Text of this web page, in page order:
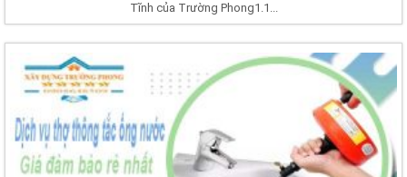
Tĩnh của Trường Phong1.1...